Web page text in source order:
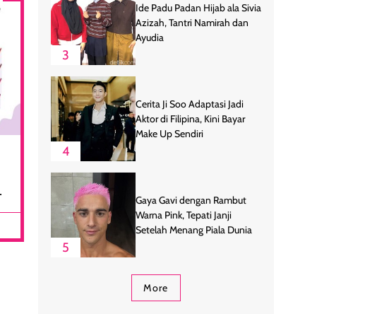
3
Ide Padu Padan Hijab ala Sivia
Azizah, Tantri Namirah dan
Ayudia
4
Cerita Ji Soo Adaptasi Jadi
Aktor di Filipina, Kini Bayar
Make Up Sendiri
5
Gaya Gavi dengan Rambut
Warna Pink, Tepati Janji
Setelah Menang Piala Dunia
More